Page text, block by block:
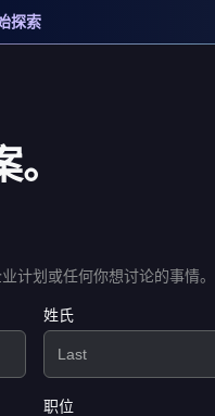
探索
计划或任何你想讨论的事情。
姓氏
职位